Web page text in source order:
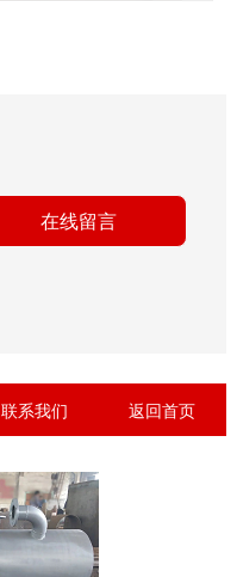
在线留言
联系我们 返回首页